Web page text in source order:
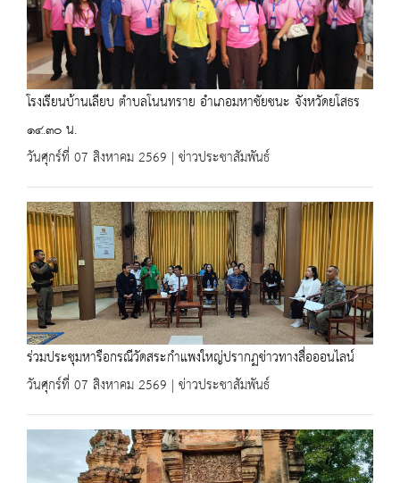
โรงเรียนบ้านเลียบ ตำบลโนนทราย อำเภอมหาชัยชนะ จังหวัดยโสธร
๑๔.๓๐ น.
วันศุกร์ที่ 07 สิงหาคม 2569 | ข่าวประชาสัมพันธ์
ร่วมประชุมหารือกรณีวัดสระกำแพงใหญ่ปรากฏข่าวทางสื่อออนไลน์
วันศุกร์ที่ 07 สิงหาคม 2569 | ข่าวประชาสัมพันธ์